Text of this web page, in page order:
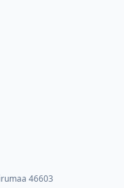
46603